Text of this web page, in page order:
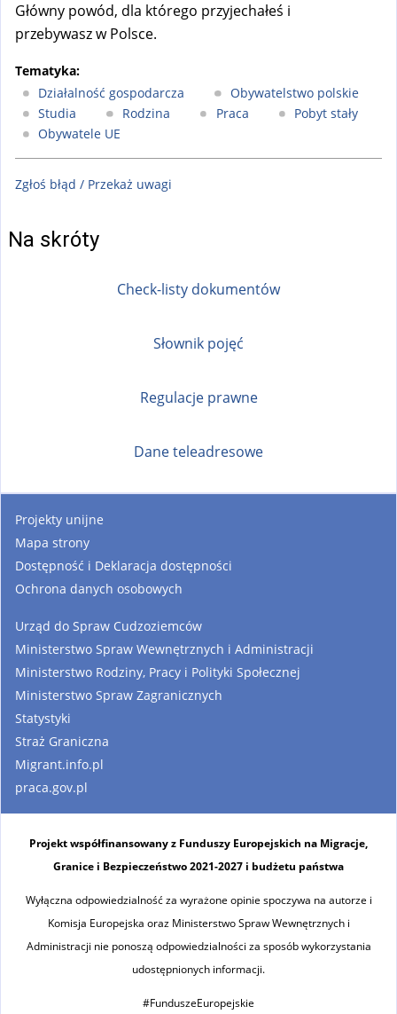
Główny powód, dla którego przyjechałeś i
przebywasz w Polsce.
Tematyka:
Działalność gospodarcza
Obywatelstwo polskie
Studia
Rodzina Praca
Pobyt stały
Obywatele UE
Zgłoś błąd / Przekaż uwagi
Na skróty
Check-listy dokumentów
Słownik pojęć
Regulacje prawne
Dane teleadresowe
Projekty unijne
Mapa strony
Dostępność i Deklaracja dostępności
Ochrona danych osobowych
Urząd do Spraw Cudzoziemców
Ministerstwo Spraw Wewnętrznych i Administracji
Ministerstwo Rodziny, Pracy i Polityki Społecznej
Ministerstwo Spraw Zagranicznych
Statystyki
Straż Graniczna
Migrant.info.pl
praca.gov.pl
Projekt współfinansowany z Funduszy Europejskich na Migracje,
Granice i Bezpieczeństwo 2021-2027 i budżetu państwa
Wyłączna odpowiedzialność za wyrażone opinie spoczywa na autorze i
Komisja Europejska oraz Ministerstwo Spraw Wewnętrznych i
Administracji nie ponoszą odpowiedzialności za sposób wykorzystania
udostępnionych informacji.
#FunduszeEuropejskie